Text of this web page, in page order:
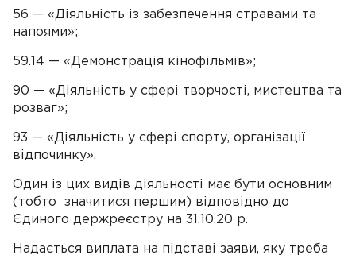
56 — «Діяльність із забезпечення стравами та
напоями»;
59.14 — «Демонстрація кінофільмів»;
90 — «Діяльність у сфері творчості, мистецтва та
розваг»;
93 — «Діяльність у сфері спорту, організації
відпочинку».
Один із цих видів діяльності має бути основним
(тобто значитися першим) відповідно до
Єдиного держреєстру на 31.10.20 р.
Надається виплата на підставі заяви, яку треба